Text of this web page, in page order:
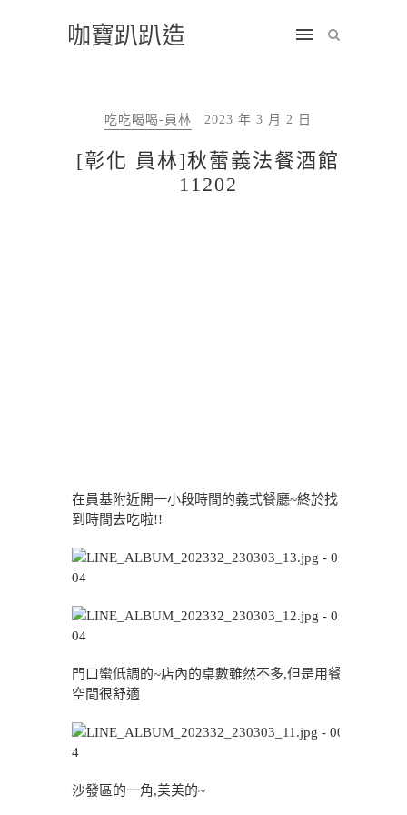
咖寶趴趴造
吃吃喝喝-員林 2023 年 3 月 2 日
[彰化 員林]秋蕾義法餐酒館
11202
在員基附近開一小段時間的義式餐廳~終於找
到時間去吃啦!!
門口蠻低調的~店內的桌數雖然不多,但是用餐
空間很舒適
沙發區的一角,美美的~